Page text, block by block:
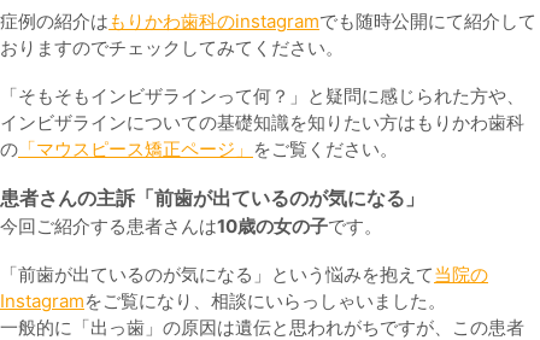
症例の紹介はもりかわ歯科のinstagramでも随時公開にて紹介して
おりますのでチェックしてみてください。
「そもそもインビザラインって何？」と疑問に感じられた方や、
インビザラインについての基礎知識を知りたい方はもりかわ歯科
の 「マウスピース矯正ページ」 をご覧ください。
患者さんの主訴「 前歯が出ているのが気になる 」
今回ご紹介する患者さんは10歳の女の子です。
「前歯が出ているのが気になる」という悩みを抱えて当院の
Instagramをご覧になり、相談にいらっしゃいました。
一般的に「出っ歯」の原因は遺伝と思われがちですが、この患者